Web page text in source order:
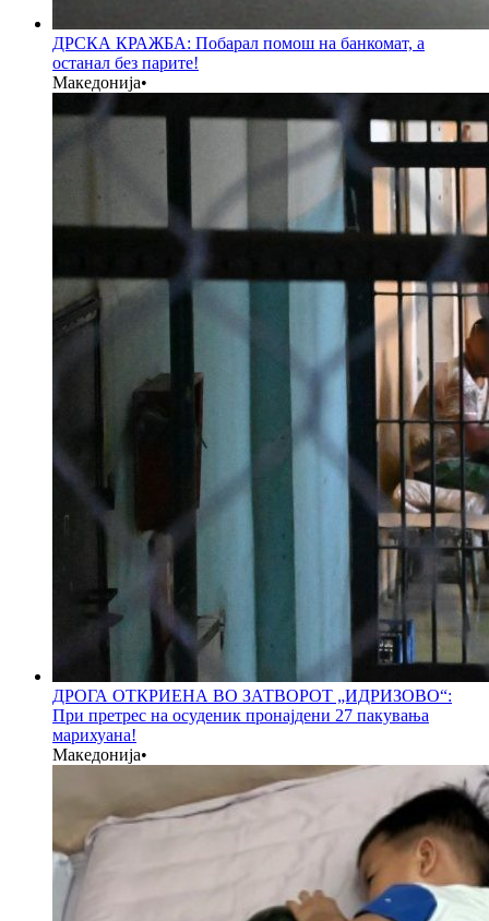
ДРСКА КРАЖБА: Побарал помош на банкомат, а
останал без парите!
Македонија•
ДРОГА ОТКРИЕНА ВО ЗАТВОРОТ „ИДРИЗОВО“:
При претрес на осуденик пронајдени 27 пакувања
марихуана!
Македонија•